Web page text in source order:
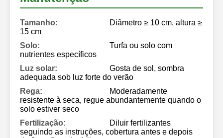
Tamanho:
Diâmetro ≥ 10 cm, altura ≥
15 cm
Solo:
Turfa ou solo com
nutrientes específicos
Luz solar:
Gosta de sol, sombra
adequada sob luz forte do verão
Rega:
Moderadamente
resistente à seca, regue abundantemente quando o
solo estiver seco
Fertilização:
Diluir fertilizantes
seguindo as instruções, cobertura antes e depois